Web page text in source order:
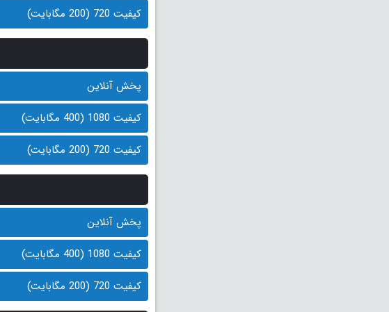
کیفیت 720 (200 مگابایت)
پخش آنلاین
کیفیت 1080 (400 مگابایت)
کیفیت 720 (200 مگابایت)
پخش آنلاین
کیفیت 1080 (400 مگابایت)
کیفیت 720 (200 مگابایت)